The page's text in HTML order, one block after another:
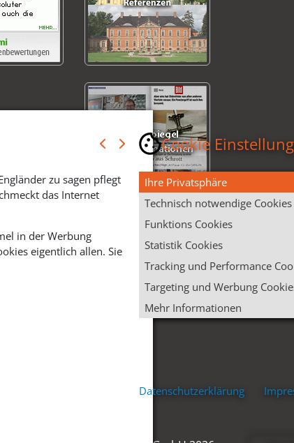
zu sagen pflegt
das Internet
in der Werbung
eigentlich allen. Sie
Cookie
Ihre Privatsphäre
Technisch notwendige Cookies
Funktions Cookies
Statistik Cookies
Tracking und Performance
Targeting und Werbung
Mehr Informationen
Datenschutzerklärung